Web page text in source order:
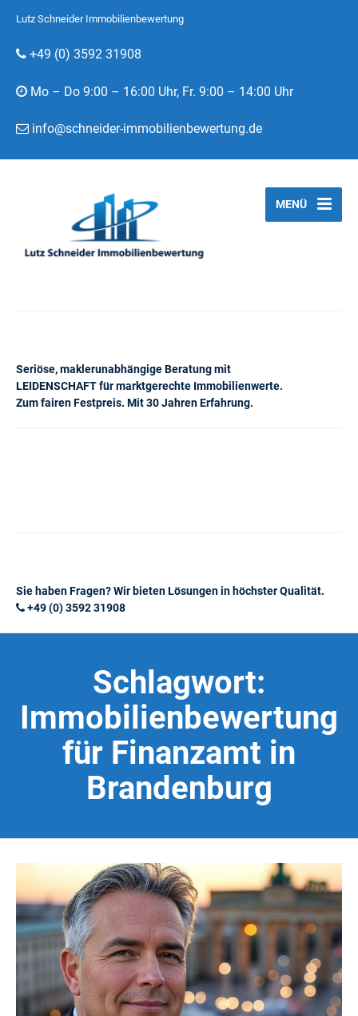
Lutz Schneider Immobilienbewertung
+49 (0) 3592 31908
Mo – Do 9:00 – 16:00 Uhr, Fr. 9:00 – 14:00 Uhr
info@schneider-immobilienbewertung.de
Seriöse, maklerunabhängige Beratung mit
LEIDENSCHAFT für marktgerechte Immobilienwerte.
Zum fairen Festpreis. Mit 30 Jahren Erfahrung.
MENÜ
Sie haben Fragen? Wir bieten Lösungen in höchster Qualität.
+49 (0) 3592 31908
Schlagwort:
Immobilienbewertung
für Finanzamt in
Brandenburg